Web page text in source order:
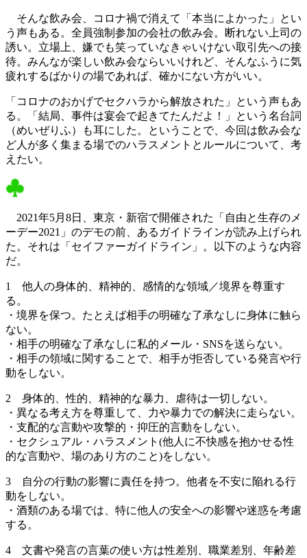
そんな飲み会、コロナ禍で消えて「本当によかった」とい
う声もある。全員強制参加の会社の飲み会。断れない上司の
誘い。立場上、嫌でも笑っていなきゃいけない取引先への接
待。みんなが楽しい飲み会ならいいけれど、そんなふうに気
疲れするばかりの場であれば、確かにない方がいい。
「コロナのおかげでセクハラから解放された」という声もあ
る。「結局、事件は宴会で起きてたんだよ！」という名台詞
（めいぜりふ）も耳にした。ということで、今回は飲み会な
ど人が多く集まる場でのハラスメントとルールについて、考
えたい。
2021年5月8日、東京・新宿で開催された「自由と生存のメ
ーデー2021」のデモの前、あるガイドラインが読み上げられ
た。それは「セイファーガイドライン」。以下のような内容
だ。
1 他人の身体的、精神的、感情的な領域／境界を尊重す
る。
・境界を保つ。たとえば相手の明確な了承なしに身体に触ら
ない。
・相手の明確な了承なしに私的メール・SNSを送らない。
・相手の領域に関することで、相手が拒否している発言や行
動をしない。
2 身体的、性的、精神的な暴力、虐待は一切しない。
・異なる考え方を尊重して、力や暴力での解決に走らない。
・支配的な言動や攻撃的・抑圧的言動をしない。
・セクシュアル・ハラスメント(他人に不快感を抱かせる性
的な言動や、場のあり方のこと)をしない。
3 自分の行動の影響に責任を持つ。他者を不安に陥れる行
動をしない。
・酒類のある場では、特に他人の安全への影響や迷惑を考慮
する。
4 文書や発言の言葉の使い方は性差別、職業差別、年齢差